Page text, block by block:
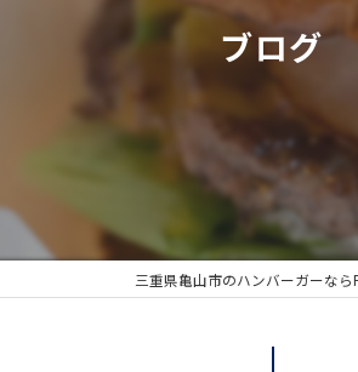
ブログ
三重県亀山市のハンバーガーなら